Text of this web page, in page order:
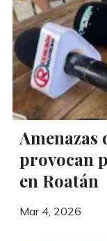
provocan
en Roatán
Mar 4, 2026